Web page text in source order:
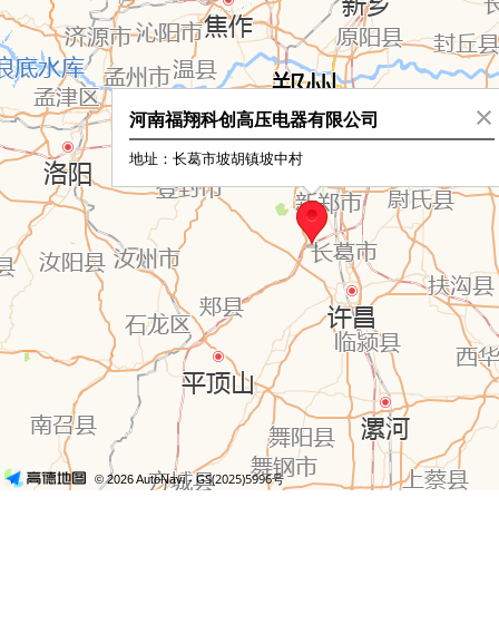
河南福翔科创高压电器有限公司
地址：长葛市坡胡镇坡中村
© 2026 AutoNavi- GS(2025)5996号